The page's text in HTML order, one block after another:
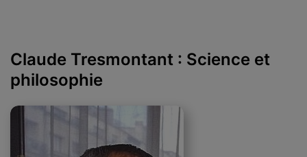
Claude Tresmontant : Science et
philosophie